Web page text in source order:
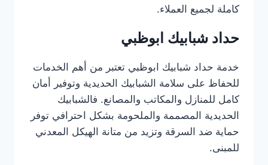
كاملة لجميع العملاء.
حداد شبابيك ابوظبي
خدمة حداد شبابيك ابوظبي تعتبر من أهم الخدمات
للحفاظ على سلامة الشبابيك الحديدية وتوفير أمان
كامل للمنازل والمكاتب والمصانع. فالشبابيك
الحديدية المصممة والملحومة بشكل احترافي توفر
حماية ضد السرقة وتزيد من متانة الهيكل المعدني
للمبنى.